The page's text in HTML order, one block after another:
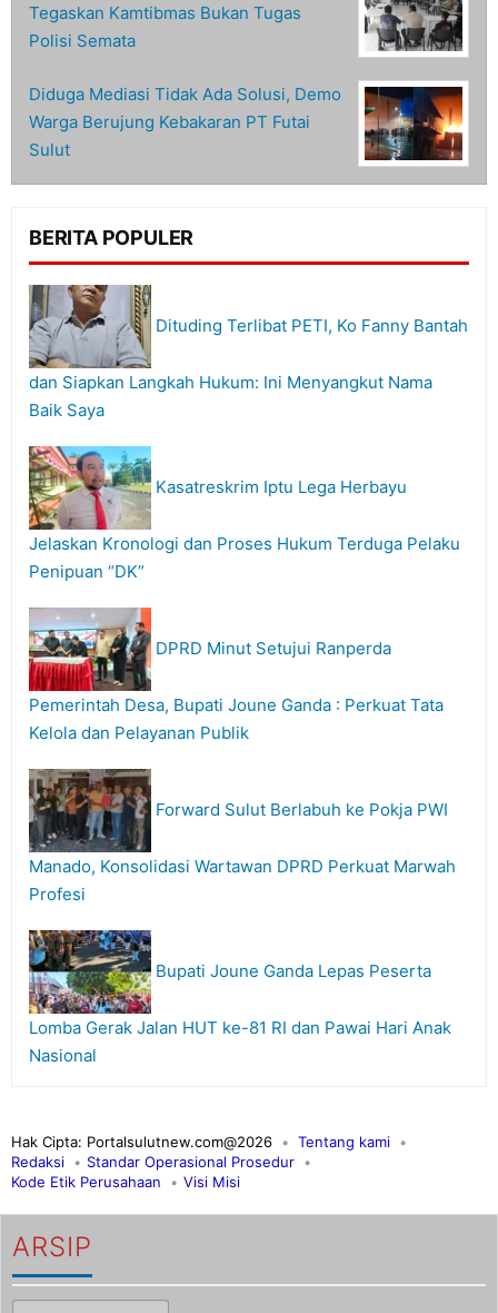
Tegaskan Kamtibmas Bukan Tugas
Polisi Semata
Diduga Mediasi Tidak Ada Solusi, Demo
Warga Berujung Kebakaran PT Futai
Sulut
BERITA POPULER
Dituding Terlibat PETI, Ko Fanny Bantah
dan Siapkan Langkah Hukum: Ini Menyangkut Nama
Baik Saya
Kasatreskrim Iptu Lega Herbayu
Jelaskan Kronologi dan Proses Hukum Terduga Pelaku
Penipuan “DK”
DPRD Minut Setujui Ranperda
Pemerintah Desa, Bupati Joune Ganda : Perkuat Tata
Kelola dan Pelayanan Publik
Forward Sulut Berlabuh ke Pokja PWI
Manado, Konsolidasi Wartawan DPRD Perkuat Marwah
Profesi
Bupati Joune Ganda Lepas Peserta
Lomba Gerak Jalan HUT ke-81 RI dan Pawai Hari Anak
Nasional
Hak Cipta: Portalsulutnew.com@2026
Tentang kami
Redaksi
Standar Operasional Prosedur
Kode Etik Perusahaan
Visi Misi
ARSIP